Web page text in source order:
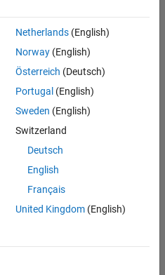
Netherlands(English)
Norway(English)
Österreich (Deutsch)
Portugal (English)
Sweden (English)
Switzerland
Deutsch
English
Français
United Kingdom(English)